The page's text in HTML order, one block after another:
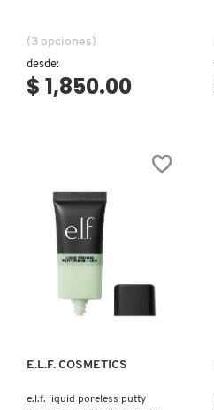
TWEEZERMAN
URBAN DECAY
VERSACE
YVES SAINT LAURENT
(3 opciones)
desde:
$ 1,850.00
Ver más
E.L.F. COSMETICS
e.l.f. liquid poreless putty